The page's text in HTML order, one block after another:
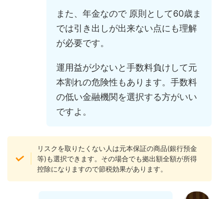
また、年金なので 原則として60歳ま
では引き出しが出来ない点にも理解
が必要です。
運用益が少ないと手数料負けして元
本割れの危険性もあります。手数料
の低い金融機関を選択する方がいい
ですよ。
リスクを取りたくない人は元本保証の商品(銀行預金
等)も選択できます。その場合でも拠出額全額が所得
控除になりますので節税効果があります。